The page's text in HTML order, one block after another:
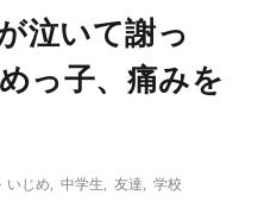
泣いて謝っ
子、痛みを
いじめ 中学生 友達 学校